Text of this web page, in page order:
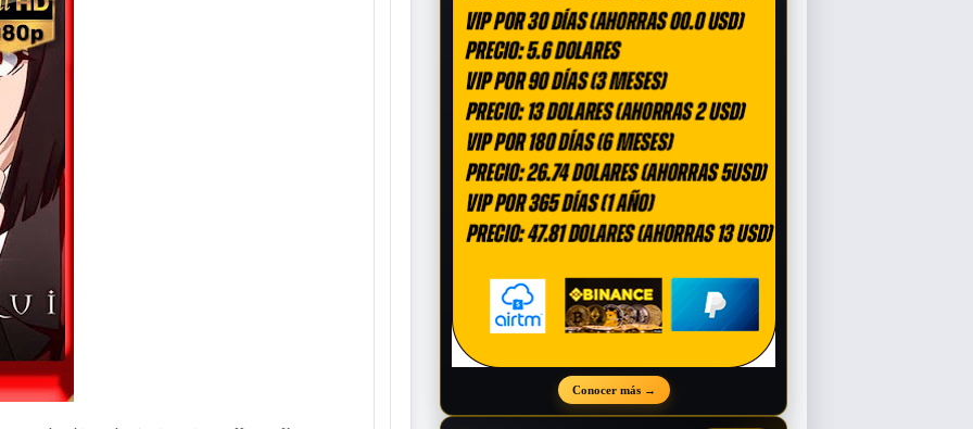
Conocer más →